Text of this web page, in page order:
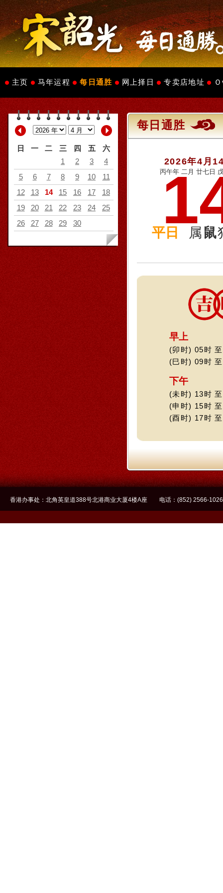
主页 马年运程 每日通胜 网上择日 专卖店地址
日 一 二 三 四 五
六
1
2 3
4
5
6 7 8 9 10
11
12
13 14 15 16 17
18
19
20 21 22 23 24
25
26
27 28 29 30
每日通胜
2026年4月
丙午年 二月 廿七日
平日 属鼠
早上
(卯时) 05时
(巳时) 09时
下午
(未时) 13时
(申时) 15时
(酉时) 17时
香港办事处：北角英皇道388号北港商业大厦4楼A座 电话：(852)